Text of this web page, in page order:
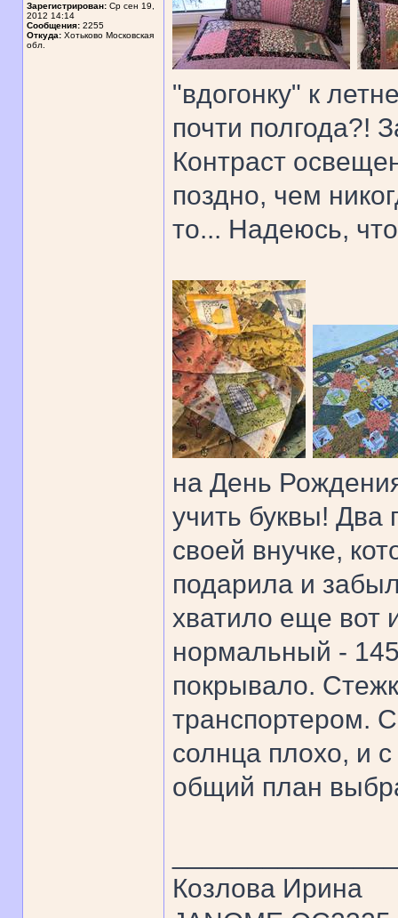
Зарегистрирован: Ср сен 19,
2012 14:14
Сообщения: 2255
Откуда: Хотьково Московская
обл.
"вдогонку" к
почти полгода?!
Контраст
поздно, чем
то... Надеюсь,
на День
учить буквы! Два
своей внучке,
подарила и
хватило еще вот
нормальный -
покрывало.
транспортером.
солнца плохо, и
общий план
Козлова Ирина